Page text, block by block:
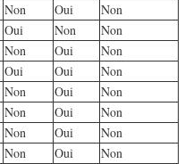
Non Oui
Non
Oui Non
Non
Non Oui
Non
Oui Oui
Non
Non Oui
Non
Non Oui
Non
Non Oui
Non
Non Oui Non